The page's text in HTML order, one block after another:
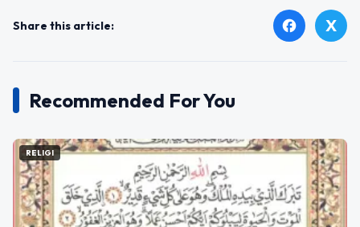
Share this article: facebook X
Recommended For You
RELIGI